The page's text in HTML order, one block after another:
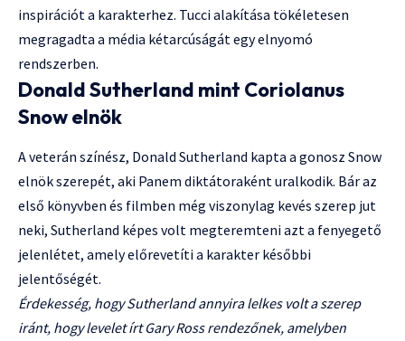
inspirációt a karakterhez. Tucci alakítása tökéletesen
megragadta a média kétarcúságát egy elnyomó
rendszerben.
Donald Sutherland mint Coriolanus
Snow elnök
A veterán színész, Donald Sutherland kapta a gonosz Snow
elnök szerepét, aki Panem diktátoraként uralkodik. Bár az
első könyvben és filmben még viszonylag kevés szerep jut
neki, Sutherland képes volt megteremteni azt a fenyegető
jelenlétet, amely előrevetíti a karakter későbbi
jelentőségét.
Érdekesség, hogy Sutherland annyira lelkes volt a szerep
iránt, hogy levelet írt Gary Ross rendezőnek, amelyben